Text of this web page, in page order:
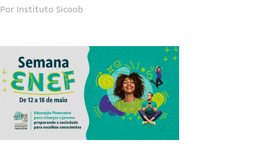
Por Instituto Sicoob